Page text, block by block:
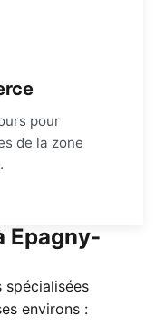
pour
de la zone
Epagny-
spécialisées
environs :